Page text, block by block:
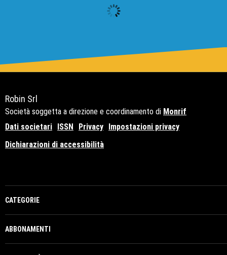
Robin Srl
Società soggetta a direzione e coordinamento di Monrif
Dati societari ISSN Privacy Impostazioni privacy
Dichiarazioni di accessibilità
CATEGORIE
ABBONAMENTI